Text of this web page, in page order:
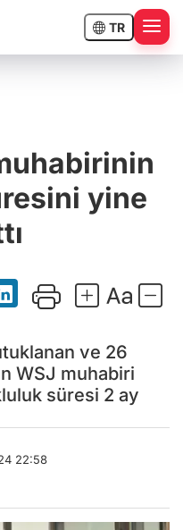
TR
yine
ve 26
WSJ muhabiri
süresi 2 ay
22:58